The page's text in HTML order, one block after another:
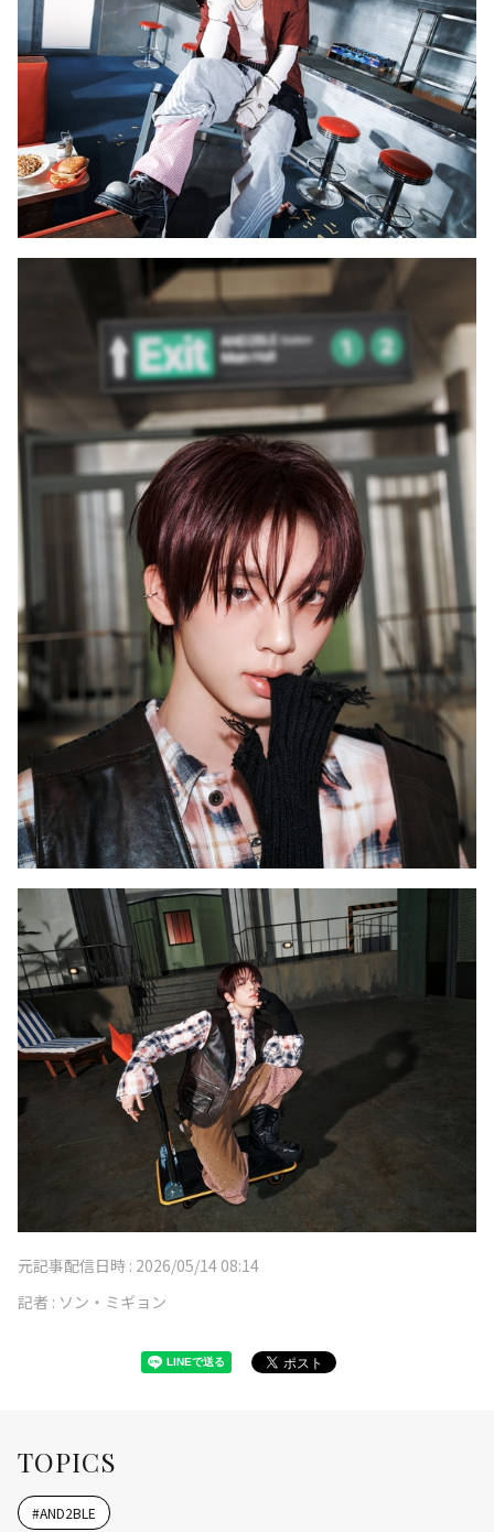
元記事配信日時 : 2026/05/14 08:14
記者 : ソン・ミギョン
TOPICS
#AND2BLE